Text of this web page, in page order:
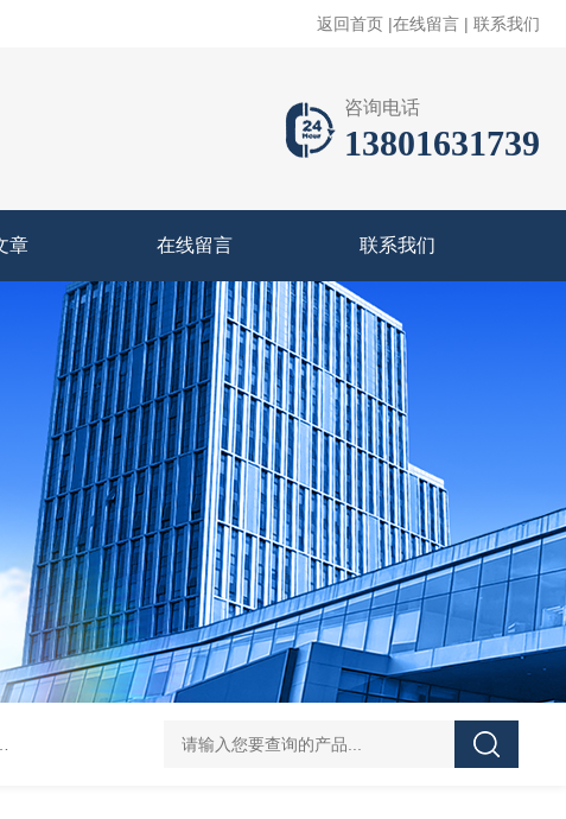
返回首页 |在线留言 | 联系我们
咨询电话
13801631739
章 在线留言 联系我们
3119-0050无菌339652 23-2263赛默飞离心管 UFC903096 MAP001